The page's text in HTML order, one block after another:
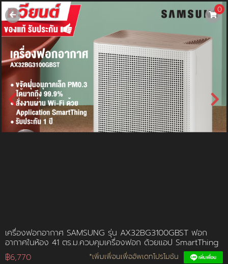
0
เครื่องฟอกอากาศ SAMSUNG รุ่น AX32BG3100GBST ฟอก
อากาศในห้อง 41 ตร.ม.ควบคุมเครื่องฟอก ด้วยแอป SmartThing
฿6,770
*เพิ่มเพื่อนเพื่ออัพเดทโปรโมชัน
username
password
LOGIN
สมัครสมาชิค ลืมรหัสผ่าน?
การชำระเงิน